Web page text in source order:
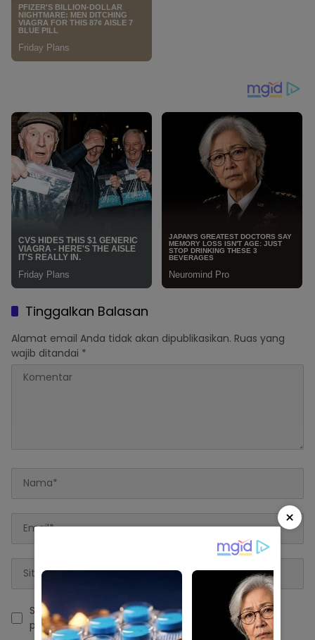
Tinggalkan Balasan
Alamat email Anda tidak akan dipublikasikan. Ruas yang
wajib ditandai *
Simpan nama, email, dan situs web saya pada
peramban ini untuk komentar saya berikutnya.
×